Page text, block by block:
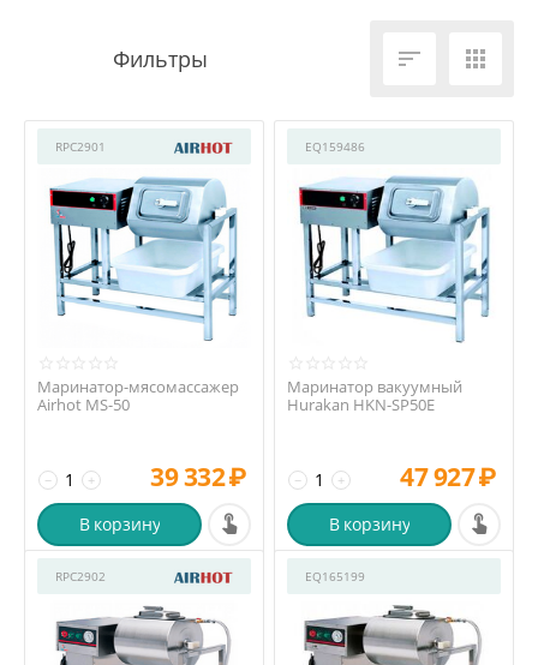
 
RPC2901
Маринатор-мясомассажер
Airhot MS-50
+
− 39 332₽
В корзину
EQ159486
Маринатор вакуумный
Hurakan HKN-SP50E
+
− 47 927₽
В корзину
RPC2902 EQ165199